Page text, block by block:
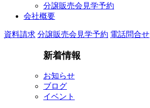
分譲販売会見学予約
会社概要
資料請求 分譲販売会見学予約 電話問合せ
新着情報
お知らせ
ブログ
イベント